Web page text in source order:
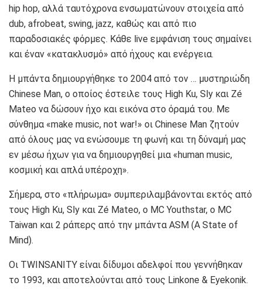
hip hop, αλλά ταυτόχρονα ενσωματώνουν στοιχεία από
dub, afrobeat, swing, jazz, καθώς και από πιο
παραδοσιακές φόρμες. Κάθε live εμφάνιση τους σημαίνει
και έναν «κατακλυσμό» από ήχους και ενέργεια.
Η μπάντα δημιουργήθηκε το 2004 από τον … μυστηριώδη
Chinese Man, ο οποίος έστειλε τους High Ku, Sly και Zé
Mateo να δώσουν ήχο και εικόνα στο όραμά του. Με
σύνθημα «make music, not war!» οι Chinese Man ζητούν
από όλους μας να ενώσουμε τη φωνή και τη δύναμή μας
εν μέσω ήχων για να δημιουργηθεί μια «human music,
κοσμική και απλά υπέροχη».
Σήμερα, στο «πλήρωμα» συμπεριλαμβάνονται εκτός από
τους High Ku, Sly και Zé Mateo, ο MC Youthstar, ο MC
Taiwan και 2 ράπερς από την μπάντα ASM (A State of
Mind).
Oι TWINSANITY είναι δίδυμοι αδελφοί που γεννήθηκαν
το 1993, και αποτελούνται από τους Linkone & Eyekonik.